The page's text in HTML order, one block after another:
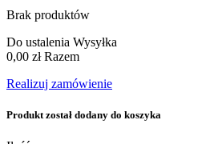
Brak produktów
Do ustalenia Wysyłka
0,00 zł Razem
Realizuj zamówienie
Produkt został dodany do koszyka